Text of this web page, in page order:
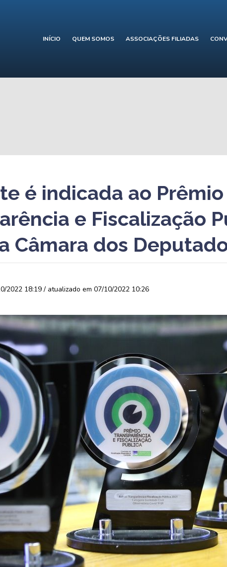
INÍCIO QUEM SOMOS ASSOCIAÇÕES FILIADAS
é indicada ao Prêmio
e Fiscalização
Câmara dos
2022 18:19 / atualizado em 07/10/2022 10:26